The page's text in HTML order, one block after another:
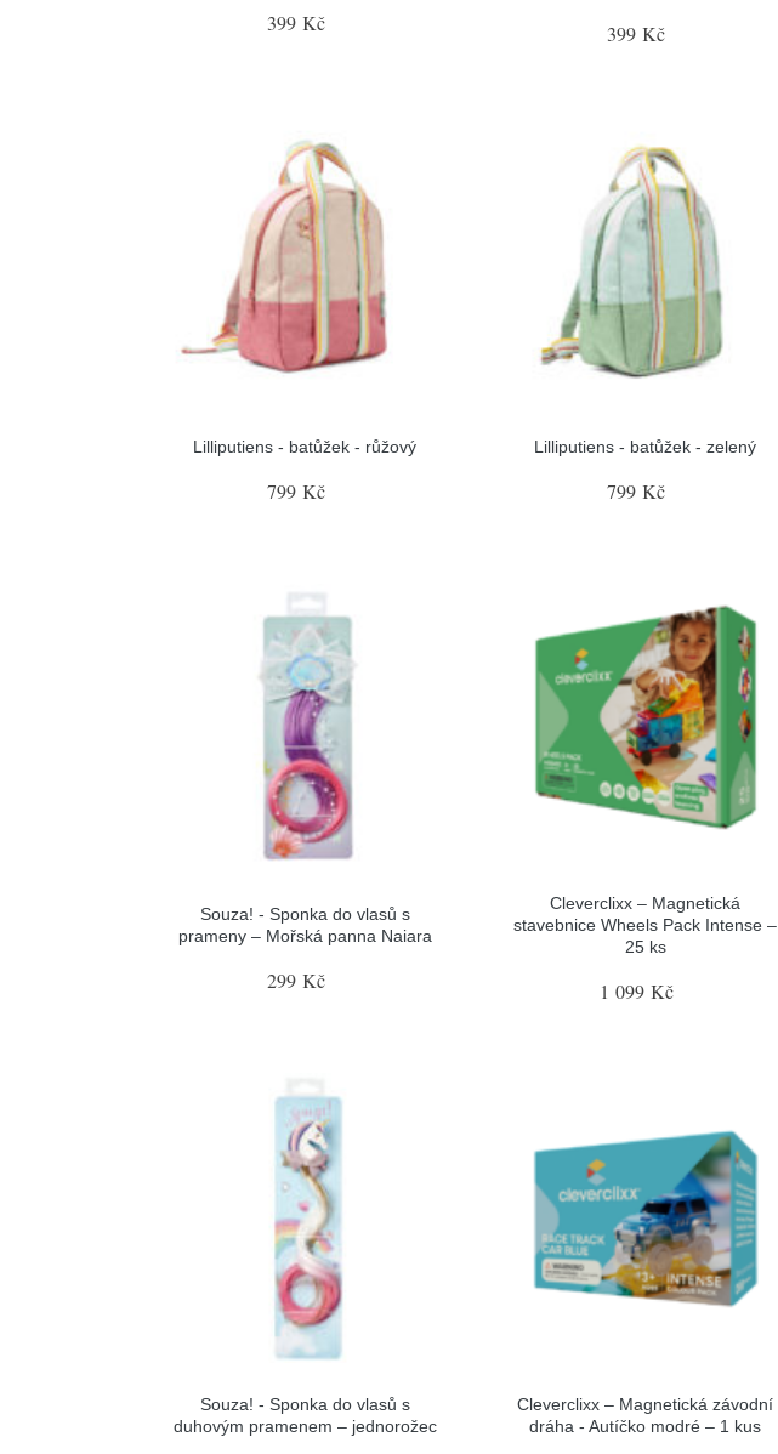
399 Kč 399 Kč
Lilliputiens - batůžek - růžový
799 Kč
Lilliputiens - batůžek - zelený
799 Kč
Souza! - Sponka do vlasů s
prameny – Mořská panna Naiara
299 Kč
Cleverclixx – Magnetická
stavebnice Wheels Pack Intense –
25 ks
1 099 Kč
Souza! - Sponka do vlasů s
duhovým pramenem – jednorožec
Cleverclixx – Magnetická závodní
dráha - Autíčko modré – 1 kus